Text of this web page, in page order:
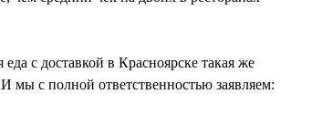
с доставкой в Красноярске такая же
мы с полной ответственностью заявляем: